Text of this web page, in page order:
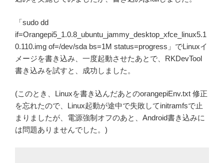
「sudo dd
if=Orangepi5_1.0.8_ubuntu_jammy_desktop_xfce_linux5.1
0.110.img of=/dev/sda bs=1M status=progress」でLinuxイ
メージを書き込み、一度起動させたあとで、RKDevTool
書き込みを試すと、成功しました。
(このとき、Linuxを書き込んだあとのorangepiEnv.txt 修正
を忘れたので、Linux起動が途中で失敗してinitramfsで止
まりましたが、電源強制オフのあと、Android書き込みに
は問題ありませんでした。)